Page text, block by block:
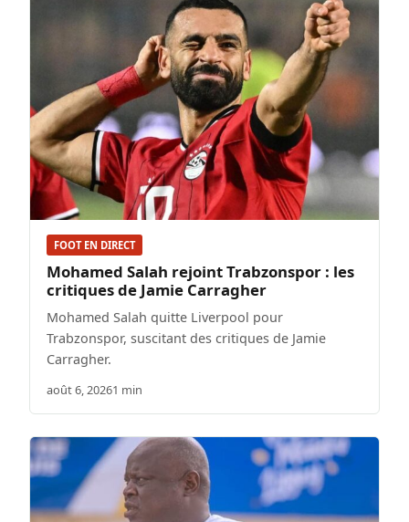
FOOT EN DIRECT
Mohamed Salah rejoint Trabzonspor : les
critiques de Jamie Carragher
Mohamed Salah quitte Liverpool pour
Trabzonspor, suscitant des critiques de Jamie
Carragher.
août 6, 20261 min